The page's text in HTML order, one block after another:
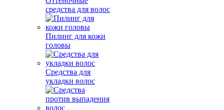
средства для волос
Пилинг для кожи
головы
Средства для
укладки волос